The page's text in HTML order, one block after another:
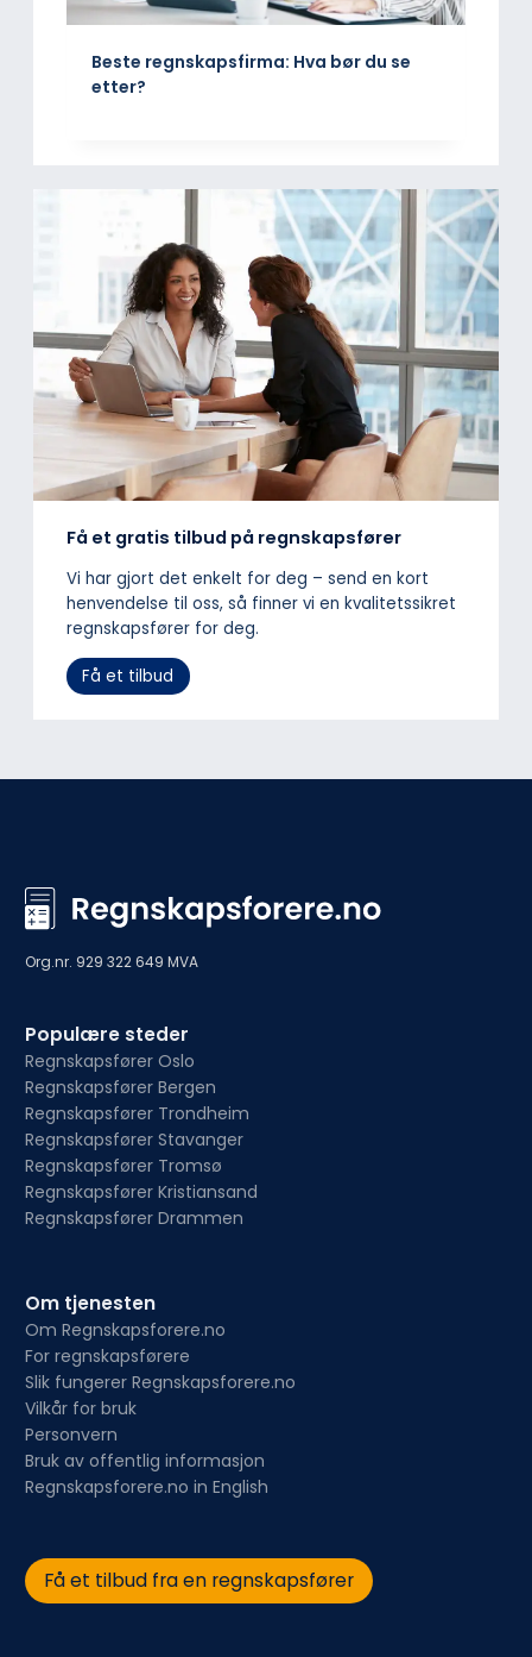
Beste regnskapsfirma: Hva bør du se
etter?
Få et gratis tilbud på regnskapsfører
Vi har gjort det enkelt for deg – send en kort
henvendelse til oss, så finner vi en kvalitetssikret
regnskapsfører for deg.
Få et tilbud
Org.nr. 929 322 649 MVA
Populære steder
Regnskapsfører Oslo
Regnskapsfører Bergen
Regnskapsfører Trondheim
Regnskapsfører Stavanger
Regnskapsfører Tromsø
Regnskapsfører Kristiansand
Regnskapsfører Drammen
Om tjenesten
Om Regnskapsforere.no
For regnskapsførere
Slik fungerer Regnskapsforere.no
Vilkår for bruk
Personvern
Bruk av offentlig informasjon
Regnskapsforere.no in English
Få et tilbud fra en regnskapsfører